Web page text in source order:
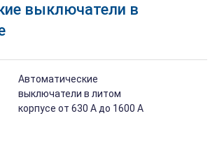
выключатели в
Автоматические
выключатели в литом
корпусе от 630 A до 1600 A